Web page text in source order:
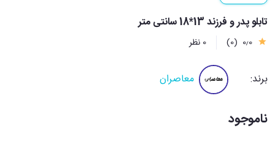
تابلو پدر و فرزند 13*18 سانتی متر
0٫0 (0) 0 نظر
برند: معاصران
ناموجود